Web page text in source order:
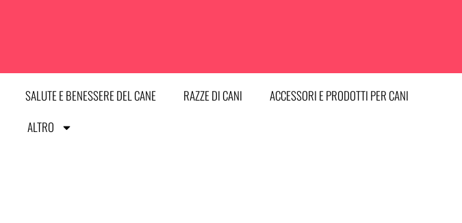
SALUTE E BENESSERE DEL CANE RAZZE DI CANI
ACCESSORI E PRODOTTI PER CANI
ALTRO